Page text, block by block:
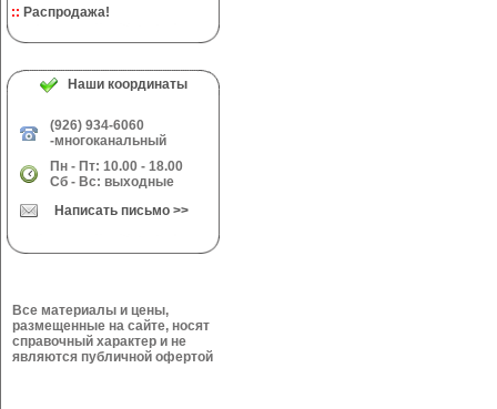
:: Распродажа!
Наши координаты
(926) 934-6060
-многоканальный
Пн - Пт: 10.00 - 18.00
Сб - Вс: выходные
Написать письмо >>
Все материалы и цены,
размещенные на сайте, носят
справочный характер и не
являются публичной офертой